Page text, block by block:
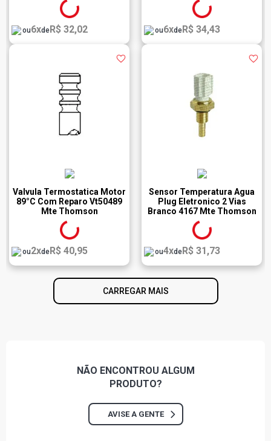
ou6xdeR$ 32,02 ou6xdeR$ 34,43
Valvula Termostatica Motor
89°C Com Reparo Vt50489
Mte Thomson
ou2xdeR$ 40,95
Sensor Temperatura Agua
Plug Eletronico 2 Vias
Branco 4167 Mte Thomson
ou4xdeR$ 31,73
CARREGAR MAIS
NÃO ENCONTROU ALGUM
PRODUTO?
AVISE A GENTE